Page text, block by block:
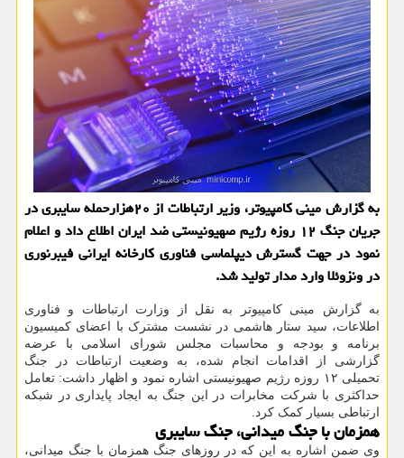
به گزارش مینی کامپیوتر، وزیر ارتباطات از ۲۰هزارحمله سایبری در
جریان جنگ ۱۲ روزه رژیم صهیونیستی ضد ایران اطلاع داد و اعلام
نمود در جهت گسترش دیپلماسی فناوری کارخانه ایرانی فیبرنوری
در ونزوئلا وارد مدار تولید شد.
به گزارش مینی کامپیوتر به نقل از وزارت ارتباطات و فناوری
اطلاعات، سید ستار هاشمی در نشست مشترک با اعضای کمیسیون
برنامه و بودجه و محاسبات مجلس شورای اسلامی با عرضه
گزارشی از اقدامات انجام شده، به وضعیت ارتباطات در جنگ
تحمیلی ۱۲ روزه رژیم صهیونیستی اشاره نمود و اظهار داشت: تعامل
حداکثری با شرکت مخابرات در این جنگ به ایجاد پایداری در شبکه
ارتباطی بسیار کمک کرد.
همزمان با جنگ میدانی، جنگ سایبری
وی ضمن اشاره به این که در روزهای جنگ همزمان با جنگ میدانی،